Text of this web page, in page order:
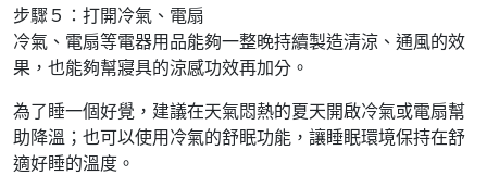
步驟５：打開冷氣、電扇
冷氣、電扇等電器用品能夠一整晚持續製造清涼、通風的效
果，也能夠幫寢具的涼感功效再加分。
為了睡一個好覺，建議在天氣悶熱的夏天開啟冷氣或電扇幫
助降溫；也可以使用冷氣的舒眠功能，讓睡眠環境保持在舒
適好睡的溫度。